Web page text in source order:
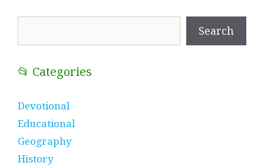
Search
📂 Categories
Devotional
Educational
Geography
History